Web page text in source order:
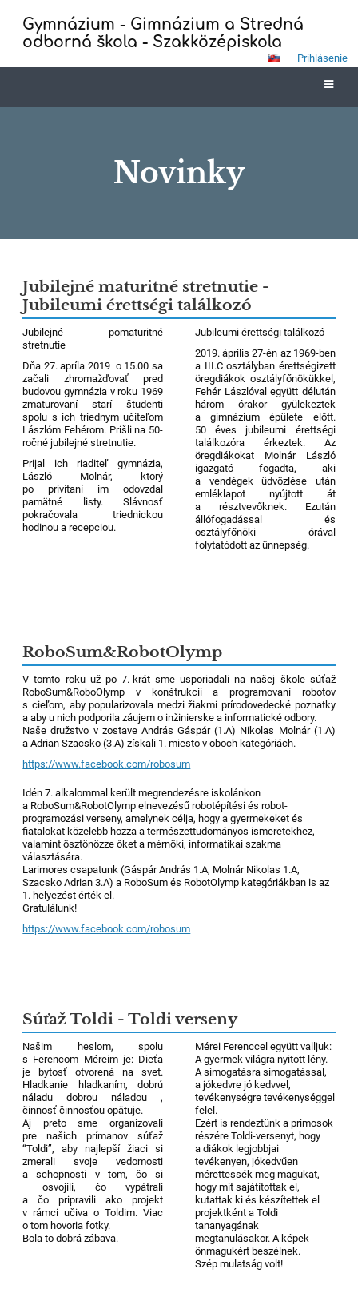
Gymnázium - Gimnázium a Stredná
odborná škola - Szakközépiskola
Prihlásenie
Novinky
Jubilejné maturitné stretnutie -
Jubileumi érettségi találkozó
Jubilejné pomaturitné
stretnutie
Dňa 27. apríla 2019 o 15.00 sa
začali zhromažďovať pred
budovou gymnázia v roku 1969
zmaturovaní starí študenti
spolu s ich triednym učiteľom
Lászlóm Fehérom. Prišli na 50-
ročné jubilejné stretnutie.
Prijal ich riaditeľ gymnázia,
László Molnár, ktorý
po privítaní im odovzdal
pamätné listy. Slávnosť
pokračovala triednickou
hodinou a recepciou.
Jubileumi érettségi találkozó
2019. április 27-én az 1969-ben
a III.C osztályban érettségizett
öregdiákok osztályfőnökükkel,
Fehér Lászlóval együtt délután
három órakor gyülekeztek
a gimnázium épülete előtt.
50 éves jubileumi érettségi
találkozóra érkeztek. Az
öregdiákokat Molnár László
igazgató fogadta, aki
a vendégek üdvözlése után
emléklapot nyújtott át
a résztvevőknek. Ezután
állófogadással és
osztályfőnöki órával
folytatódott az ünnepség.
RoboSum&RobotOlymp
V tomto roku už po 7.-krát sme usporiadali na našej škole súťaž
RoboSum&RoboOlymp v konštrukcii a programovaní robotov
s cieľom, aby popularizovala medzi žiakmi prírodovedecké poznatky
a aby u nich podporila záujem o inžinierske a informatické odbory.
Naše družstvo v zostave András Gáspár (1.A) Nikolas Molnár (1.A)
a Adrian Szacsko (3.A) získali 1. miesto v oboch kategóriách.
https://www.facebook.com/robosum
Idén 7. alkalommal került megrendezésre iskolánkon
a RoboSum&RobotOlymp elnevezésű robotépítési és robot-
programozási verseny, amelynek célja, hogy a gyermekeket és
fiatalokat közelebb hozza a természettudományos ismeretekhez,
valamint ösztönözze őket a mérnöki, informatikai szakma
választására.
Larimores csapatunk (Gáspár András 1.A, Molnár Nikolas 1.A,
Szacsko Adrian 3.A) a RoboSum és RobotOlymp kategóriákban is az
1. helyezést érték el.
Gratulálunk!
https://www.facebook.com/robosum
Súťaž Toldi - Toldi verseny
Našim heslom, spolu
s Ferencom Méreim je: Dieťa
je bytosť otvorená na svet.
Hladkanie hladkaním, dobrú
náladu dobrou náladou ,
činnosť činnosťou opätuje.
Aj preto sme organizovali
pre našich prímanov súťaž
“Toldi”, aby najlepší žiaci si
zmerali svoje vedomosti
a schopnosti v tom, čo si
osvojili, čo vypátrali
a čo pripravili ako projekt
v rámci učiva o Toldim. Viac
o tom hovoria fotky.
Bola to dobrá zábava.
Mérei Ferenccel együtt valljuk:
A gyermek világra nyitott lény.
A simogatásra simogatással,
a jókedvre jó kedvvel,
tevékenységre tevékenységgel
felel.
Ezért is rendeztünk a primosok
részére Toldi-versenyt, hogy
a diákok legjobbjai
tevékenyen, jókedvűen
mérettessék meg magukat,
hogy mit sajátítottak el,
kutattak ki és készítettek el
projektként a Toldi
tananyagának
megtanulásakor. A képek
önmagukért beszélnek.
Szép mulatság volt!